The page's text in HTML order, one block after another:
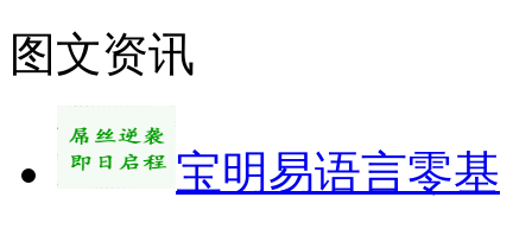
图文资讯
宝明易语言零基